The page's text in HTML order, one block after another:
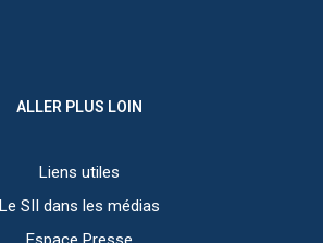
ALLER PLUS LOIN
Liens utiles
Le SII dans les médias